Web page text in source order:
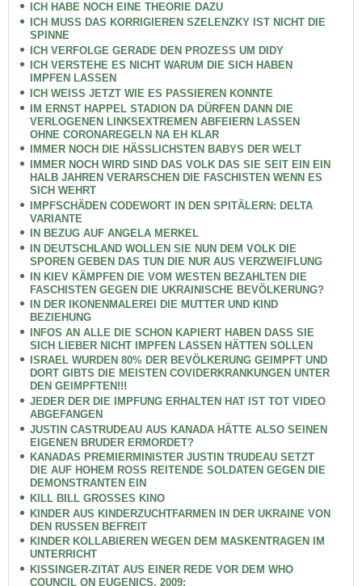
ICH HABE NOCH EINE THEORIE DAZU
ICH MUSS DAS KORRIGIEREN SZELENZKY IST NICHT DIE
SPINNE
ICH VERFOLGE GERADE DEN PROZESS UM DIDY
ICH VERSTEHE ES NICHT WARUM DIE SICH HABEN
IMPFEN LASSEN
ICH WEISS JETZT WIE ES PASSIEREN KONNTE
IM ERNST HAPPEL STADION DA DÜRFEN DANN DIE
VERLOGENEN LINKSEXTREMEN ABFEIERN LASSEN
OHNE CORONAREGELN NA EH KLAR
IMMER NOCH DIE HÄSSLICHSTEN BABYS DER WELT
IMMER NOCH WIRD SIND DAS VOLK DAS SIE SEIT EIN EIN
HALB JAHREN VERARSCHEN DIE FASCHISTEN WENN ES
SICH WEHRT
IMPFSCHÄDEN CODEWORT IN DEN SPITÄLERN: DELTA
VARIANTE
IN BEZUG AUF ANGELA MERKEL
IN DEUTSCHLAND WOLLEN SIE NUN DEM VOLK DIE
SPOREN GEBEN DAS TUN DIE NUR AUS VERZWEIFLUNG
IN KIEV KÄMPFEN DIE VOM WESTEN BEZAHLTEN DIE
FASCHISTEN GEGEN DIE UKRAINISCHE BEVÖLKERUNG?
IN DER IKONENMALEREI DIE MUTTER UND KIND
BEZIEHUNG
INFOS AN ALLE DIE SCHON KAPIERT HABEN DASS SIE
SICH LIEBER NICHT IMPFEN LASSEN HÄTTEN SOLLEN
ISRAEL WURDEN 80% DER BEVÖLKERUNG GEIMPFT UND
DORT GIBTS DIE MEISTEN COVIDERKRANKUNGEN UNTER
DEN GEIMPFTEN!!!
JEDER DER DIE IMPFUNG ERHALTEN HAT IST TOT VIDEO
ABGEFANGEN
JUSTIN CASTRUDEAU AUS KANADA HÄTTE ALSO SEINEN
EIGENEN BRUDER ERMORDET?
KANADAS PREMIERMINISTER JUSTIN TRUDEAU SETZT
DIE AUF HOHEM ROSS REITENDE SOLDATEN GEGEN DIE
DEMONSTRANTEN EIN
KILL BILL GROSSES KINO
KINDER AUS KINDERZUCHTFARMEN IN DER UKRAINE VON
DEN RUSSEN BEFREIT
KINDER KOLLABIEREN WEGEN DEM MASKENTRAGEN IM
UNTERRICHT
KISSINGER-ZITAT AUS EINER REDE VOR DEM WHO
COUNCIL ON EUGENICS, 2009: